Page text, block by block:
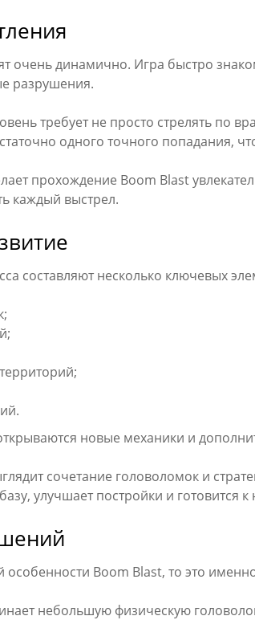
очень динамично. Игра быстро
разрушения.
требует не просто стрелять по
одного точного попадания,
прохождение Boom Blast
каждый выстрел.
составляют несколько ключевых
новые механики и
сочетание головоломок и
улучшает постройки и готовится
особенности Boom Blast, то это
небольшую физическую